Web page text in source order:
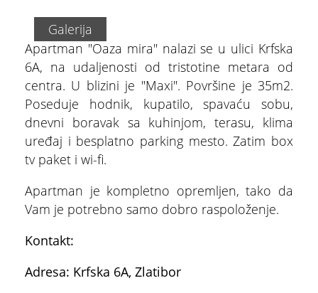
KORISNE INFORMACIJE
O nama
Korisni telefoni
Kategorizacija
Pet friendly objekti na Zlatiboru
Parking na Zlatiboru
Brošure
Apartman "Oaza mira" nalazi se u ulici Krfska
6A, na udaljenosti od tristotine metara od
centra. U blizini je "Maxi". Površine je 35m2.
Poseduje hodnik, kupatilo, spavaću sobu,
dnevni boravak sa kuhinjom, terasu, klima
uređaj i besplatno parking mesto. Zatim box
tv paket i wi-fi.
Apartman je kompletno opremljen, tako da
Vam je potrebno samo dobro raspoloženje.
Kontakt:
Adresa: Krfska 6A, Zlatibor
Galerija